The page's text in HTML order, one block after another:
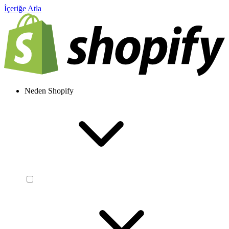
İçeriğe Atla
Neden Shopify